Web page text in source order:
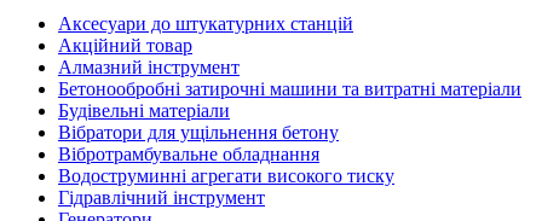
Аксесуари до штукатурних станцій
Акційний товар
Алмазний інструмент
Бетонообробні затирочні машини та витратні матеріали
Будівельні матеріали
Вібратори для ущільнення бетону
Вібротрамбувальне обладнання
Водоструминні агрегати високого тиску
Гідравлічний інструмент